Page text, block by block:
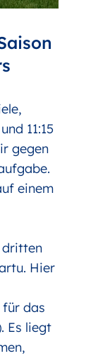
11:15
gegen
einem
dritten
Hier
für das
Es liegt